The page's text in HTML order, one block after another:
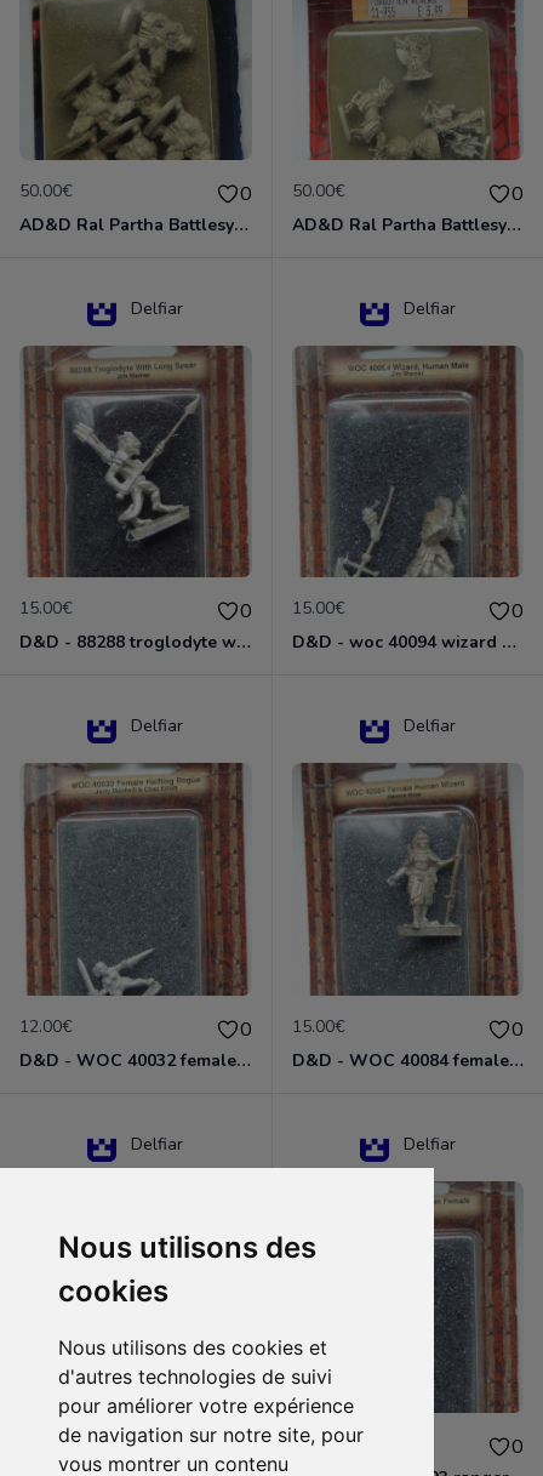
Nous utilisons des
cookies
Nous utilisons des cookies et
d'autres technologies de suivi
pour améliorer votre expérience
de navigation sur notre site, pour
vous montrer un contenu
50.00€ 0
AD&D Ral Partha Battlesystem Miniatures Pack Iron Lord Dwarf Crossbowmen 11-854
50.00€ 0
AD&D Ral Partha Battlesystem Villains/Forgotten Realms 11-955 Miniatures
Delfiar
15.00€ 0
D&D - 88288 troglodyte with long Miniature - Donjons Dragons
Delfiar
15.00€ 0
D&D - woc 40094 wizard human male Miniature - Donjons Dragons
Delfiar
12.00€ 0
D&D - WOC 40032 female halfling rogue Miniature - Donjons Dragons
Delfiar
15.00€ 0
D&D - WOC 40084 female human wizard Miniature - Donjons Dragons
Delfiar
15.00€ 0
Delfiar
12.00€ 0